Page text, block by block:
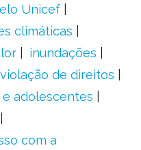
Unicef
climáticas
inundações
violação de direitos
adolescentes
com a